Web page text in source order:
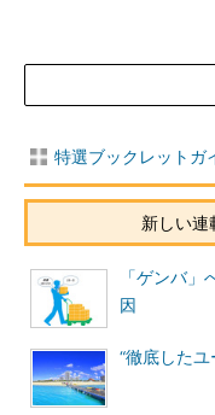
特選ブックレットガ
新しい連
「ゲンバ
因
“徹底した